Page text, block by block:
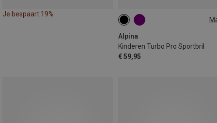
Je bespaart 19%
Alpina
Kinderen Turbo Pro Sportbril
€ 59,95
ONE SIZE